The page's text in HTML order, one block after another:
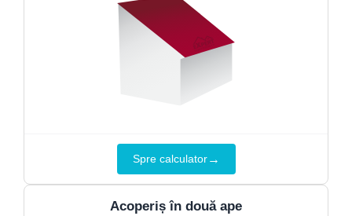
Spre calculator→
Acoperiș în două ape